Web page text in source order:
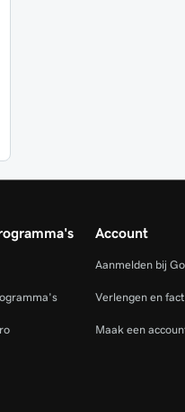
Account
Aanmelden bij
Verlengen en
Maak een